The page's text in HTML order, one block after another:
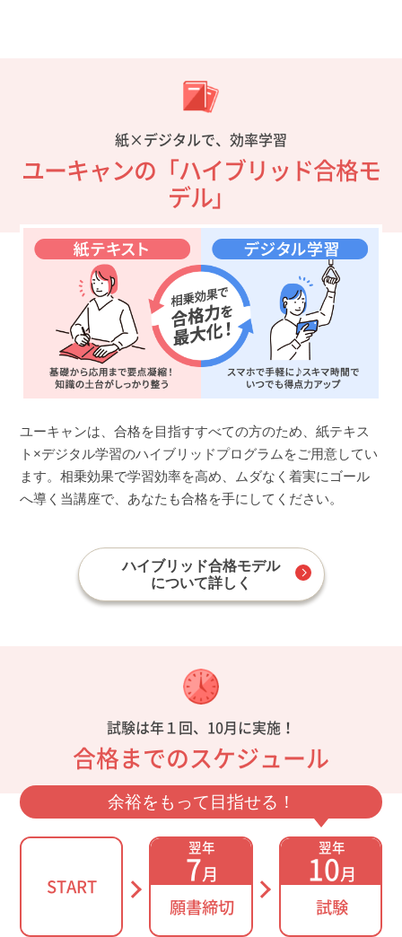
紙×デジタルで、効率学習
ユーキャンの「ハイブリッド合格モ
デル」
ユーキャンは、合格を目指すすべての方のため、紙テキス
ト×デジタル学習のハイブリッドプログラムをご用意してい
ます。相乗効果で学習効率を高め、ムダなく着実にゴール
へ導く当講座で、あなたも合格を手にしてください。
ハイブリッド合格モデル
について詳しく
試験は年１回、10月に実施！
合格までのスケジュール
余裕をもって目指せる！
START
翌年
7月
願書締切
翌年
10月
試験